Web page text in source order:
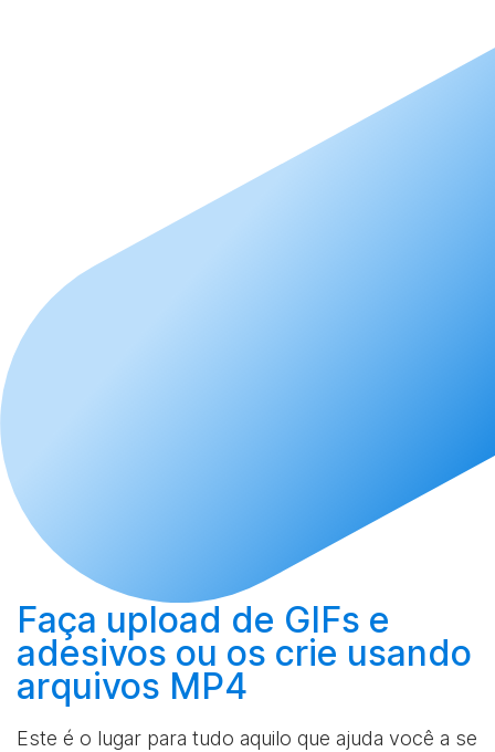
Faça upload de GIFs e
adesivos ou os crie usando
arquivos MP4
Este é o lugar para tudo aquilo que ajuda você a se